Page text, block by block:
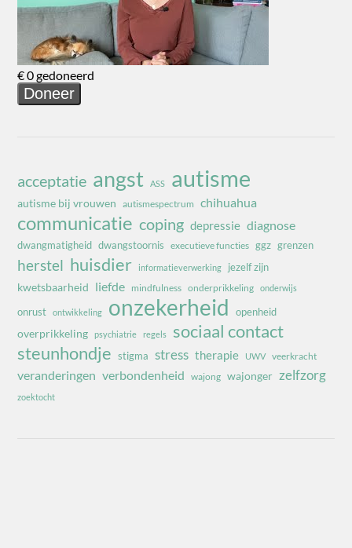
acceptatie angst ASS autisme
autisme bij vrouwen autismespectrum chihuahua
communicatie coping depressie diagnose
dwangmatigheid dwangstoornis executieve functies ggz grenzen
herstel huisdier informatieverwerking jezelf zijn
kwetsbaarheid liefde mindfulness onderprikkeling onderwijs
onrust ontwikkeling onzekerheid openheid
overprikkeling psychiatrie regels
sociaal contact
steunhondje stigma stress therapie UWV veerkracht
veranderingen verbondenheid wajong wajonger zelfzorg
zoektocht